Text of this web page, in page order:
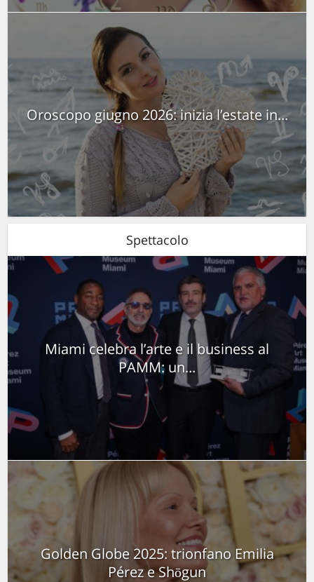
Oroscopo giugno 2026: inizia l’estate in...
Spettacolo
Miami celebra l’arte e il business al
PAMM: un...
Golden Globe 2025: trionfano Emilia
Pérez e Shōgun